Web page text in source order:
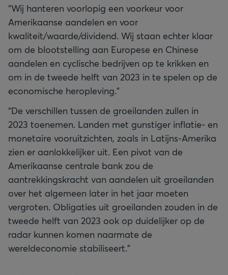
“Wij hanteren voorlopig een voorkeur voor
Amerikaanse aandelen en voor
kwaliteit/waarde/dividend. Wij staan echter klaar
om de blootstelling aan Europese en Chinese
aandelen en cyclische bedrijven op te krikken en
om in de tweede helft van 2023 in te spelen op de
economische heropleving.”
“De verschillen tussen de groeilanden zullen in
2023 toenemen. Landen met gunstiger inflatie- en
monetaire vooruitzichten, zoals in Latijns-Amerika
zien er aanlokkelijker uit. Een pivot van de
Amerikaanse centrale bank zou de
aantrekkingskracht van aandelen uit groeilanden
over het algemeen later in het jaar moeten
vergroten. Obligaties uit groeilanden zouden in de
tweede helft van 2023 ook op duidelijker op de
radar kunnen komen naarmate de
wereldeconomie stabiliseert.”